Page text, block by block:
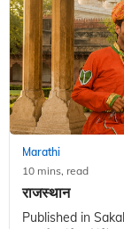
Marathi
10 mins, read
राजस्थान
Published in